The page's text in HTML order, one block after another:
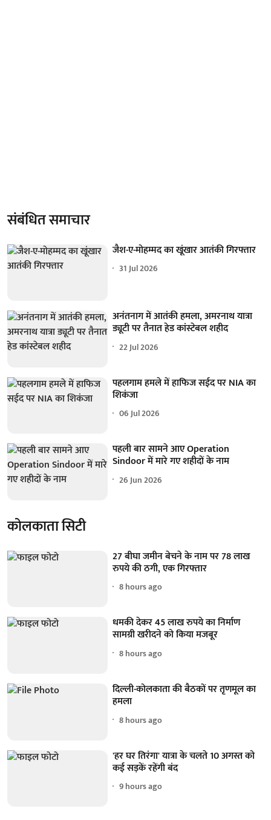
संबंधित समाचार
जैश-ए-मोहम्मद का खूंखार आतंकी गिरफ्तार
31 Jul 2026
अनंतनाग में आतंकी हमला, अमरनाथ यात्रा
ड्यूटी पर तैनात हेड कांस्टेबल शहीद
22 Jul 2026
पहलगाम हमले में हाफिज सईद पर NIA का
शिकंजा
06 Jul 2026
पहली बार सामने आए Operation
Sindoor में मारे गए शहीदों के नाम
26 Jun 2026
कोलकाता सिटी
27 बीघा जमीन बेचने के नाम पर 78 लाख
रुपये की ठगी, एक गिरफ्तार
8 hours ago
धमकी देकर 45 लाख रुपये का निर्माण
सामग्री खरीदने को किया मजबूर
8 hours ago
दिल्ली-कोलकाता की बैठकों पर तृणमूल का
हमला
8 hours ago
'हर घर तिरंगा' यात्रा के चलते 10 अगस्त को
कई सड़कें रहेंगी बंद
9 hours ago